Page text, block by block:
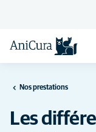
Nos prestations
Les